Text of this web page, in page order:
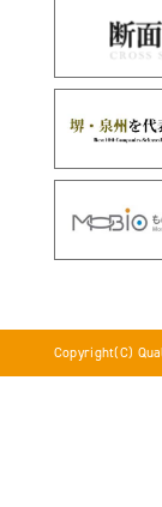
Copyright(C)